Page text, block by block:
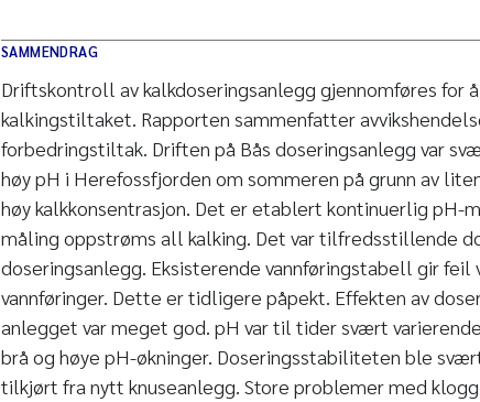
SAMMENDRAG
Driftskontroll av kalkdoseringsanlegg gjennomføres for
kalkingstiltaket. Rapporten sammenfatter
forbedringstiltak. Driften på Bås doseringsanlegg var
høy pH i Herefossfjorden om sommeren på grunn av
høy kalkkonsentrasjon. Det er etablert kontinuerlig pH-
måling oppstrøms all kalking. Det var tilfredsstillende
doseringsanlegg. Eksisterende vannføringstabell gir feil
vannføringer. Dette er tidligere påpekt. Effekten av
anlegget var meget god. pH var til tider svært
brå og høye pH-økninger. Doseringsstabiliteten ble
tilkjørt fra nytt knuseanlegg. Store problemer med